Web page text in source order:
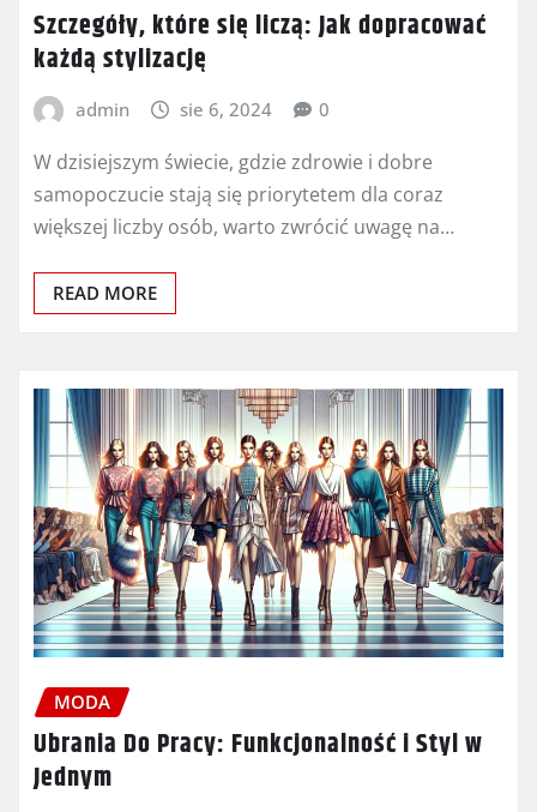
Szczegóły, które się liczą: Jak dopracować
każdą stylizację
admin sie 6, 2024 0
W dzisiejszym świecie, gdzie zdrowie i dobre
samopoczucie stają się priorytetem dla coraz
większej liczby osób, warto zwrócić uwagę na…
READ MORE
MODA
Ubrania Do Pracy: Funkcjonalność i Styl w
Jednym